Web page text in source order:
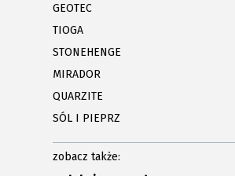
GEOTEC
TIOGA
STONEHENGE
MIRADOR
QUARZITE
SÓL I PIEPRZ
zobacz także: